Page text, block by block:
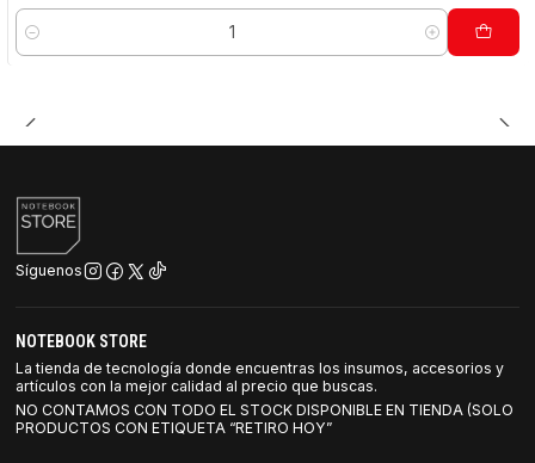
Cantidad
Síguenos
NOTEBOOK STORE
La tienda de tecnología donde encuentras los insumos, accesorios y
artículos con la mejor calidad al precio que buscas.
NO CONTAMOS CON TODO EL STOCK DISPONIBLE EN TIENDA (SOLO
PRODUCTOS CON ETIQUETA “RETIRO HOY”